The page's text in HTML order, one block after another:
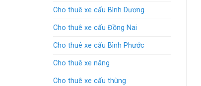
Cho thuê xe cẩu Bình Dương
Cho thuê xe cẩu Đồng Nai
Cho thuê xe cẩu Bình Phước
Cho thuê xe nâng
Cho thuê xe cẩu thùng